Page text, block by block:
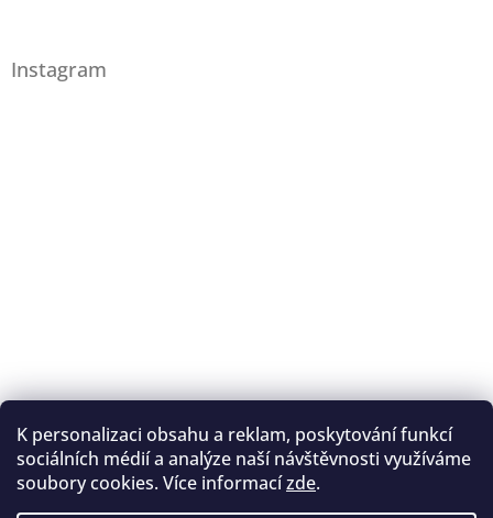
K personalizaci obsahu a reklam, poskytování funkcí
sociálních médií a analýze naší návštěvnosti využíváme
soubory cookies. Více informacízde.
Instagram
Sledovat na Instagramu